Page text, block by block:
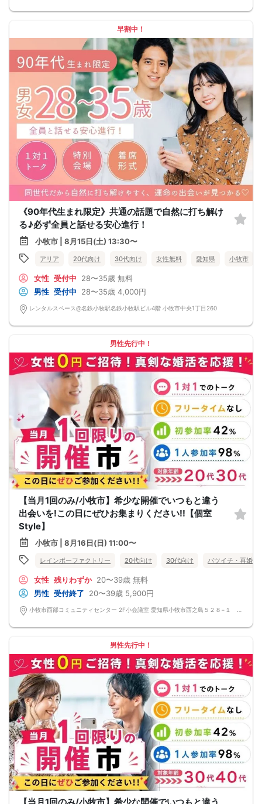
早割中！
《90年代生まれ限定》共通の話題で自然に打ち解け
る♪必ず全員と話せる安心進行！
小牧市 | 8月15日(土) 13:30〜
アリア 20代向け 30代向け 女性無料 愛知県 小牧市
女性 受付中 28〜35歳 無料
男性 受付中 28〜35歳 4,000円
レンタルスペース@名鉄小牧駅名鉄小牧駅ビル4階 小牧市中央1丁目260
男性先行中！
【当月1回のみ/小牧市】希少な開催でいつもと違う
出会いを!この日にぜひお集まりください!!【個室
Style】
小牧市 | 8月16日(日) 11:00〜
レインボーファクトリー 20代向け 30代向け バツイチ・再婚
女性 残りわずか 20〜39歳 無料
男性 受付終了 20〜39歳 5,900円
男性先行中！